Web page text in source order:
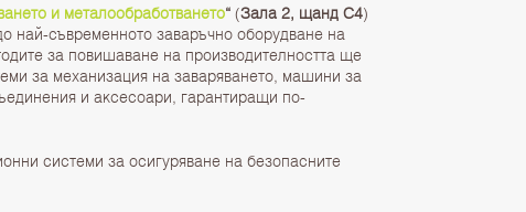
и металообработването“ (Зала 2, щанд С4)
най-съвременното заваръчно оборудване на
за повишаване на производителността ще
за механизация на заваряването, машини за
и аксесоари, гарантиращи по-
системи за осигуряване на безопасните